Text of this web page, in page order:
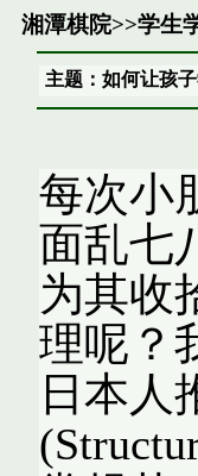
湘潭棋院>>学生
主题：如何让孩
每次小
面乱七
为其收
理呢？
日本人